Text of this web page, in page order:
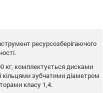
ресурсозберігаючого
кг, комплектується дисками
кільцями зубчатими діаметром
класу 1,4.